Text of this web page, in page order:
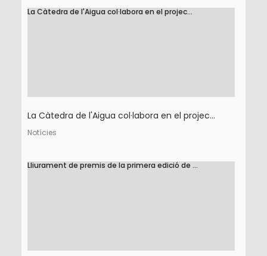
La Càtedra de l'Aigua col·labora en el projec...
La Càtedra de l'Aigua col·labora en el projec...
Notícies
Lliurament de premis de la primera edició de ...